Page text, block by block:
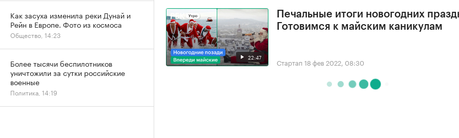
22:47
Печальные итоги новогодних
Готовимся к майским каникулам
Стартап 18 фев 2022, 08:30
Как засуха изменила реки Дунай и
Рейн в Европе. Фото из космоса
Общество, 14:23
Более тысячи беспилотников
уничтожили за сутки российские
военные
Политика, 14:19